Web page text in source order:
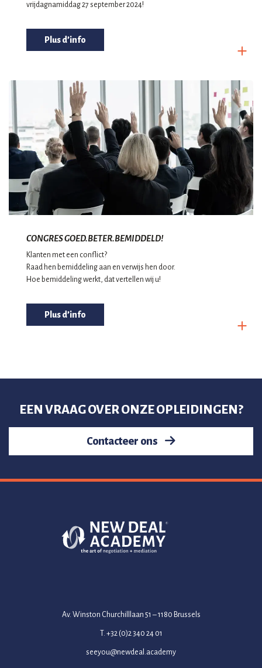
vrijdagnamiddag 27 september 2024!
Plus d’info
CONGRES GOED.BETER.BEMIDDELD!
Klanten met een conflict?
Raad hen bemiddeling aan en verwijs hen door.
Hoe bemiddeling werkt, dat vertellen wij u!
Plus d’info
EEN VRAAG OVER ONZE OPLEIDINGEN?
Contacteer ons
Av. Winston Churchilllaan 51 – 1180 Brussels
T. +32 (0)2 340 24 01
seeyou@newdeal.academy